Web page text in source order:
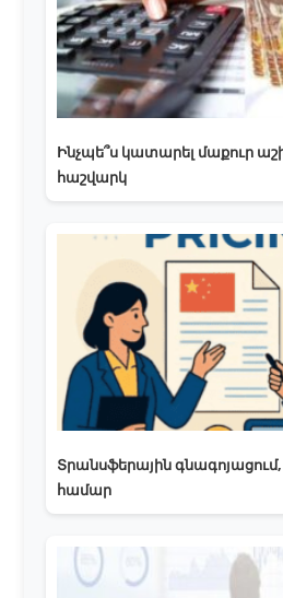
Ինչպե՞ս կատարել մաքուր
հաշվարկ
Տրանսֆերային գնագոյացում,
համար